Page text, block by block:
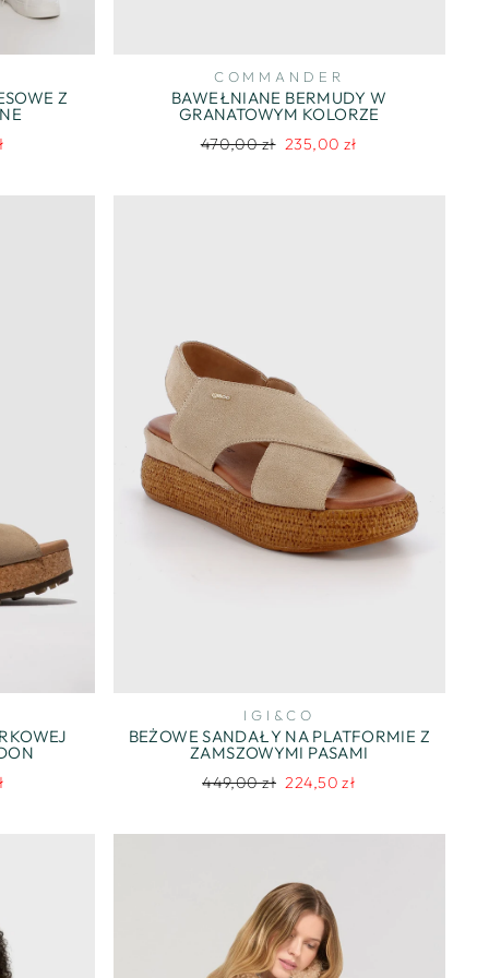
Z
COMMANDER
BAWEŁNIANE BERMUDY W
GRANATOWYM KOLORZE
Regularna
470,00 zł Cena
235,00 zł
IGI&CO
BEŻOWE SANDAŁY NA PLATFORMIE Z
ZAMSZOWYMI PASAMI
Regularna
449,00 zł Cena
224,50 zł